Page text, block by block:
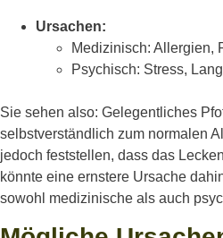
Ursachen:
Medizinisch: Allergien,
Psychisch: Stress,
Sie sehen also: Gelegentliches
selbstverständlich zum normalen
jedoch feststellen, dass das
könnte eine ernstere Ursache
sowohl medizinische als auch